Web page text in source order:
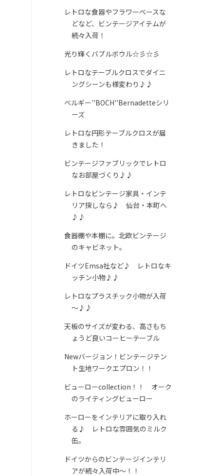
レトロな食器やフラワーベースな
どなど、ビンテージアイテムが
続々入荷！
光り輝くバブルボウル☆彡☆彡
レトロなテーブルクロスでダイニ
ングシーンも様変わり♪♪
ベルギー''BOCH''Bernadetteシリ
ーズ
レトロな円形テーブルクロスが届
きました！
ビンテージファブリックでレトロ
なお部屋づくり♪♪
レトロなビンテージ家具・インテ
リア探しなら♪ 仙台・本町へ
♪♪
食器棚や本棚に。北欧ビンテージ
のキャビネット。
ドイツEmsa社など♪ レトロなキ
ッチン小物♪♪
レトロなプラスチック小物が入荷
～♪♪
天板のサイズが変わる、高さもち
ょうど良いコーヒーテーブル
Newバージョン！ビンテージテン
ト生地ワークエプロン！！
ビューローcollection！！ オーク
のライティングビューロー
ホーローをインテリアに取り入れ
る♪ レトロな雰囲気のミルク
缶。
ドイツからのビンテージインテリ
アが続々入荷中～！！